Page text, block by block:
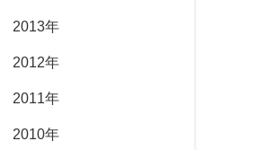
2013年
2012年
2011年
2010年